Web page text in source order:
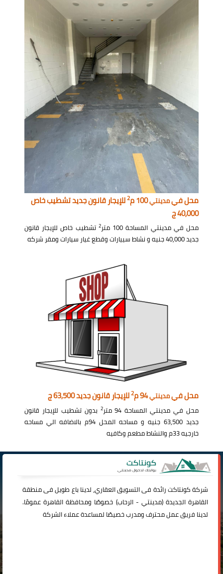
محل فيمدينتي100 م 2للإيجار قانون جديد تشطيب خاص
40,000 ج
محل في مدينتي المساحة 100 متر 2 تشطيب خاص للإيجار قانون
جديد 40,000 جنيه و نشاط سييارات وقطع غيار سيارات ومقر شركه
محل فيمدينتي94 م 2للإيجار قانون جديد 63,500 ج
محل في مدينتي المساحة 94 متر 2 بدون تشطيب للإيجار قانون
جديد 63,500 جنيه و مساحه المحل 94م بالاضافه الي مساحه
خارجيه 33م والنشاط مطعم وكافيه
شركةكونتاكترائدة فى التسويق العقاري، لدينا باع طويل فى منطقة
القاهرة الجديدة (مدينتي -الرحاب) خصوصًا ومحافظة القاهرة عمومًا.
لدينا فريق عمل محترف ومدرب خصيصًا لمساعدة عملاء الشركة